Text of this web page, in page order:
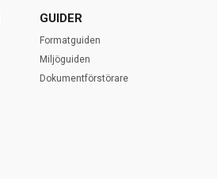
GUIDER
Formatguiden
Miljöguiden
Dokumentförstörare